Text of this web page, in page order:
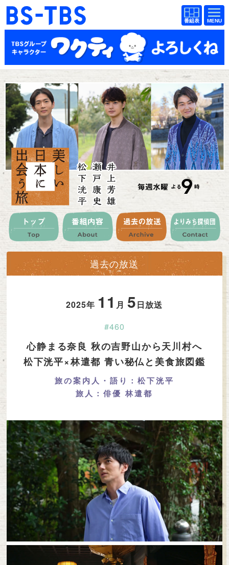
BS-TBS
番組
表
BS-TBS
番組
表
ドラマ 映画
紀行 報道
教養 スポーツ
音楽 エンタメ
アニメ ファンクラブ
検索
視聴方法 4K放送
イベント ショッピング
公式SNS プレゼント
ご意見・ご感想 会社情報
過去の放送
2025年 11 月5日放送
#460
心静まる奈良 秋の吉野山から天川村へ
松下洸平×林遣都 青い秘仏と美食旅図鑑
旅の案内人・語り：松下洸平
旅人：俳優 林遣都